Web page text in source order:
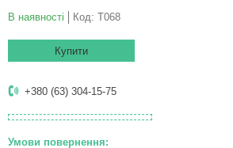
В наявності Код: Т068
Купити
+380 (63) 304-15-75